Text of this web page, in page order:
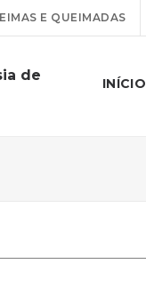
E QUEIMADAS
de
INÍCIO